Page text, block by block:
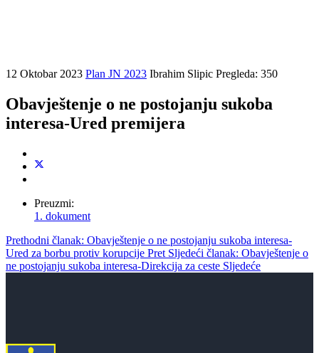
12 Oktobar 2023 Plan JN 2023 Ibrahim Slipic Pregleda: 350
Obavještenje o ne postojanju sukoba
interesa-Ured premijera
Preuzmi:
1. dokument
Prethodni članak: Obavještenje o ne postojanju sukoba interesa-
Ured za borbu protiv korupcije Pret Sljedeći članak: Obavještenje o
ne postojanju sukoba interesa-Direkcija za ceste Sljedeće